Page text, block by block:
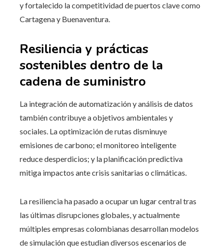
y fortalecido la competitividad de puertos clave como
Cartagena y Buenaventura.
Resiliencia y prácticas
sostenibles dentro de la
cadena de suministro
La integración de automatización y análisis de datos
también contribuye a objetivos ambientales y
sociales. La optimización de rutas disminuye
emisiones de carbono; el monitoreo inteligente
reduce desperdicios; y la planificación predictiva
mitiga impactos ante crisis sanitarias o climáticas.
La resiliencia ha pasado a ocupar un lugar central tras
las últimas disrupciones globales, y actualmente
múltiples empresas colombianas desarrollan modelos
de simulación que estudian diversos escenarios de